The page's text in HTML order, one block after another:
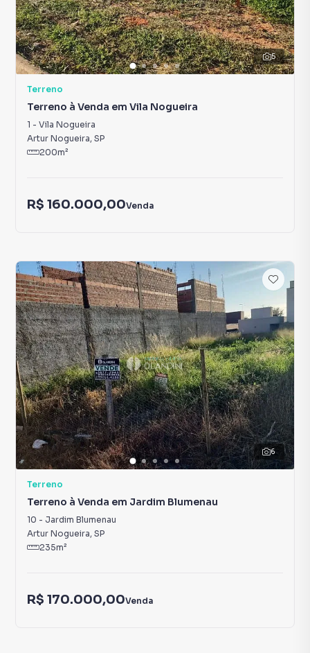
5
Terreno
Terreno à Venda em Vila Nogueira
1 - Vila Nogueira
Artur Nogueira, SP
200m²
R$ 160.000,00Venda
6
Terreno
Terreno à Venda em Jardim Blumenau
10 - Jardim Blumenau
Artur Nogueira, SP
235m²
R$ 170.000,00Venda